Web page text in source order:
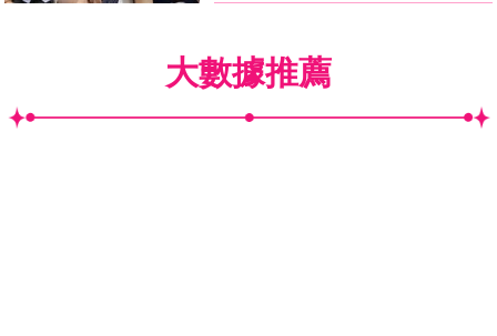
大數據推薦